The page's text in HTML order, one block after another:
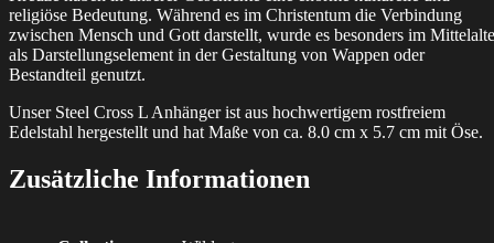
religiöse Bedeutung. Während es im Christentum die Verbindung
zwischen Mensch und Gott darstellt, wurde es besonders im
als Darstellungselement in der Gestaltung von Wappen oder
Bestandteil genutzt.
Unser Steel Cross L Anhänger ist aus hochwertigem rostfreiem
Edelstahl hergestellt und hat Maße von ca. 8.0 cm x 5.7 cm mit Öse.
Zusätzliche Informationen